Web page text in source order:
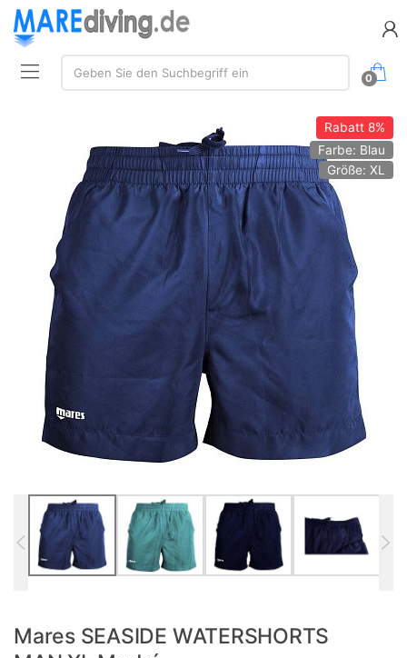
Suche:
Geben Sie den Suchbegriff ein
0
Rabatt8%
Farbe: Blau
Größe: XL
Mares SEASIDE WATERSHORTS